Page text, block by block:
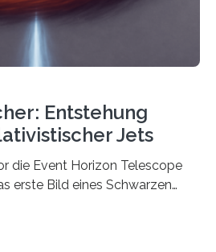
Bewegung. In
Experimenten ist es in den…
Entstehung
Jets
die Event Horizon Telescope
erste Bild eines Schwarzen
Curtis einen seltsamen